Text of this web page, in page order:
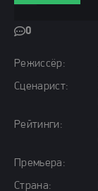
Режиссёр:
Сценарист:
Рейтинги:
Премьера:
Страна:
0